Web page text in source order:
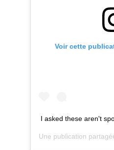
Voir cette
I asked these aren't
Une publication